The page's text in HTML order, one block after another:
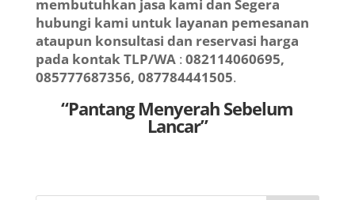
membutuhkan jasa kami dan Segera
hubungi kami untuk layanan pemesanan
ataupun konsultasi dan reservasi harga
pada kontak TLP/WA : 082114060695,
085777687356, 087784441505.
“Pantang Menyerah Sebelum
Lancar”